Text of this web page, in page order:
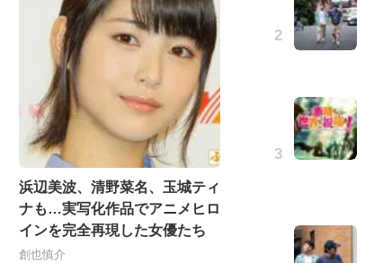
浜辺美波、清野菜名、玉城ティ
ナも…実写化作品でアニメヒロ
インを完全再現した女優たち
創也慎介